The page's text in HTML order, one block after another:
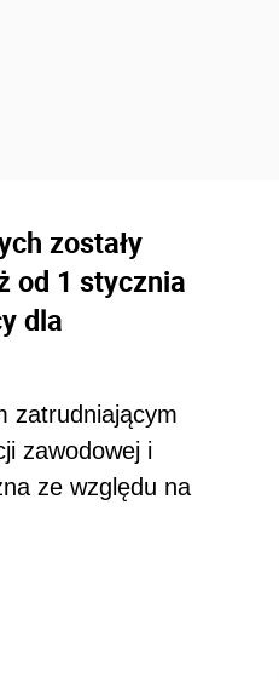
zostały
od 1 stycznia
dla
zatrudniającym
zawodowej i
ze względu na